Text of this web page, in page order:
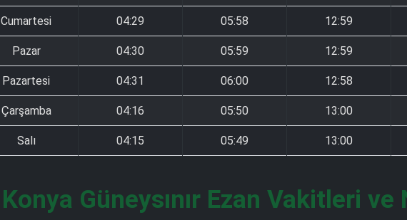
Cumartesi 04:29 05:58 12:59
Pazar 04:30 05:59 12:59
Pazartesi 04:31 06:00 12:58
Çarşamba 04:16 05:50 13:00
Salı 04:15 05:49 13:00
Konya Güneysınır Ezan Vakitleri